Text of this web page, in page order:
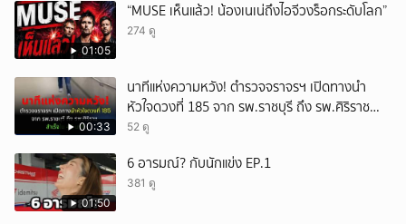
01:05
“MUSE เห็นแล้ว! น้องเนเน่ถึงไอจีวงร็อกระดับโลก”
274 ดู
00:33
นาทีแห่งความหวัง! ตำรวจจราจรฯ เปิดทางนำ
หัวใจดวงที่ 185 จาก รพ.ราชบุรี ถึง รพ.ศิริราช
สำเร็จใน 48 นาที
52 ดู
01:50
6 อารมณ์? กับนักแข่ง EP.1
381 ดู